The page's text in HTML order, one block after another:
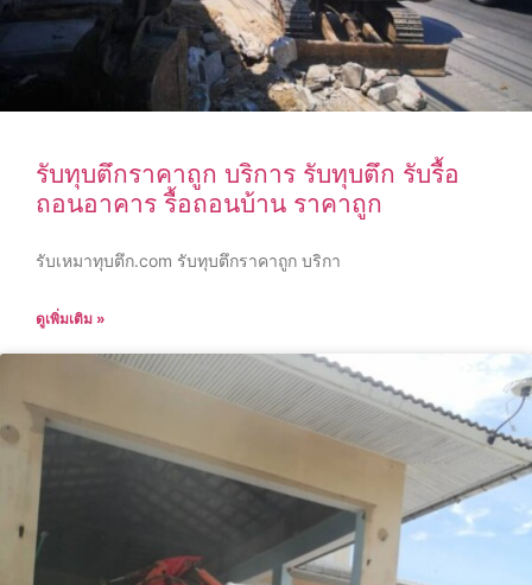
รับทุบตึกราคาถูก บริการ รับทุบตึก รับรื้อ
ถอนอาคาร รื้อถอนบ้าน ราคาถูก
รับเหมาทุบตึก.com รับทุบตึกราคาถูก บริกา
ดูเพิ่มเติม »